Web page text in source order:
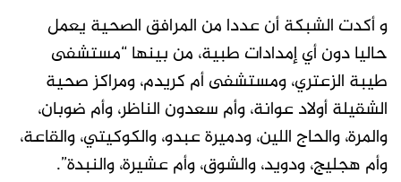
و أكدت الشبكة أن عددا من المرافق الصحية يعمل
حاليا دون أي إمدادات طبية، من بينها “مستشفى
طيبة الزعتري، ومستشفى أم كريدم، ومراكز صحية
الشقيلة أولاد عوانة، وأم سعدون الناظر، وأم ضوبان،
والمرة، والحاج اللين، ودميرة عبدو، والكوكيتي، والقاعة،
وأم هجليج، ودويد، والشوق، وأم عشيرة، والنبدة”.